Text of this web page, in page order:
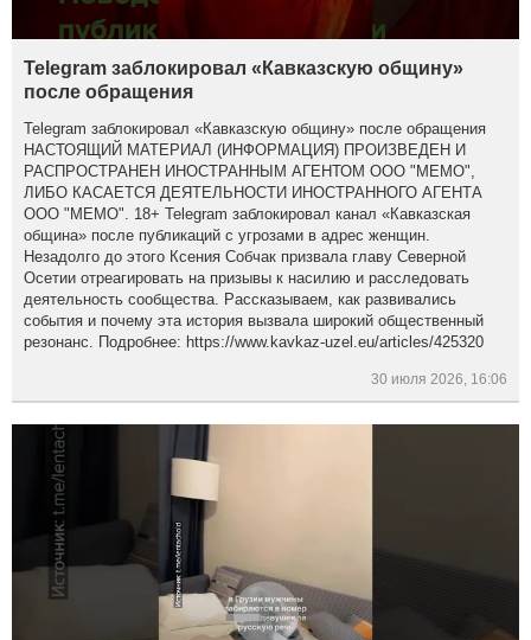
Telegram заблокировал «Кавказскую общину»
после обращения
Telegram заблокировал «Кавказскую общину» после обращения
НАСТОЯЩИЙ МАТЕРИАЛ (ИНФОРМАЦИЯ) ПРОИЗВЕДЕН И
РАСПРОСТРАНЕН ИНОСТРАННЫМ АГЕНТОМ ООО "МЕМО",
ЛИБО КАСАЕТСЯ ДЕЯТЕЛЬНОСТИ ИНОСТРАННОГО АГЕНТА
ООО "МЕМО". 18+ Telegram заблокировал канал «Кавказская
община» после публикаций с угрозами в адрес женщин.
Незадолго до этого Ксения Собчак призвала главу Северной
Осетии отреагировать на призывы к насилию и расследовать
деятельность сообщества. Рассказываем, как развивались
события и почему эта история вызвала широкий общественный
резонанс. Подробнее: https://www.kavkaz-uzel.eu/articles/425320
30 июля 2026, 16:06